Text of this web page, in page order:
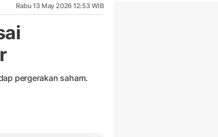
Rabu 13 May 2026 12:53 WIB
pergerakan saham.